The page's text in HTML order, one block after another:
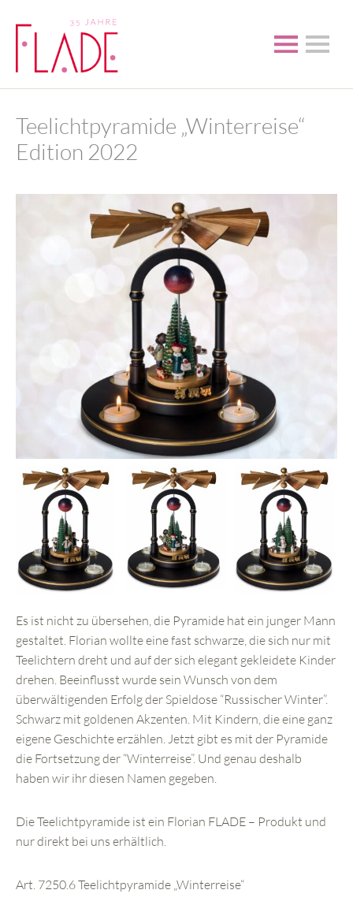
Teelichtpyramide „Winterreise“
Edition 2022
Es ist nicht zu übersehen, die Pyramide hat ein junger Mann
gestaltet. Florian wollte eine fast schwarze, die sich nur mit
Teelichtern dreht und auf der sich elegant gekleidete Kinder
drehen. Beeinflusst wurde sein Wunsch von dem
überwältigenden Erfolg der Spieldose “Russischer Winter”.
Schwarz mit goldenen Akzenten. Mit Kindern, die eine ganz
eigene Geschichte erzählen. Jetzt gibt es mit der Pyramide
die Fortsetzung der “Winterreise”. Und genau deshalb
haben wir ihr diesen Namen gegeben.
Die Teelichtpyramide ist ein Florian FLADE – Produkt und
nur direkt bei uns erhältlich.
Art. 7250.6 Teelichtpyramide „Winterreise“